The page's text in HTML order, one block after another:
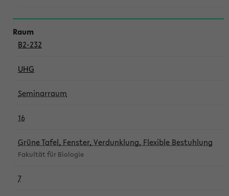
B2-232
UHG
Seminarraum
16
Grüne Tafel, Fenster, Verdunklung, Flexible Bestuhlung
Fakultät für Biologie
7